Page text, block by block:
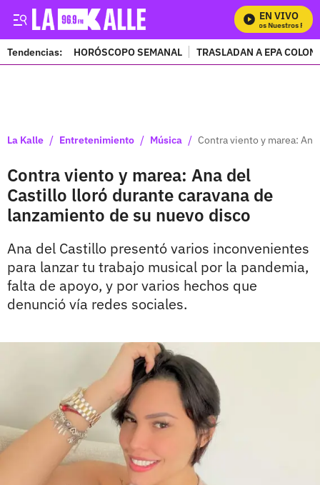
EN VIVO
Mira Todos Nuestros
Tendencias: HORÓSCOPO SEMANAL TRASLADAN A EPA
La Kalle / Entretenimiento / Música / Contra viento y marea:
Contra viento y marea: Ana del
Castillo lloró durante caravana de
lanzamiento de su nuevo disco
Ana del Castillo presentó varios inconvenientes
para lanzar tu trabajo musical por la pandemia,
falta de apoyo, y por varios hechos que
denunció vía redes sociales.